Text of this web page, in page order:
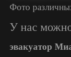
Фото
У нас
эвакуатор